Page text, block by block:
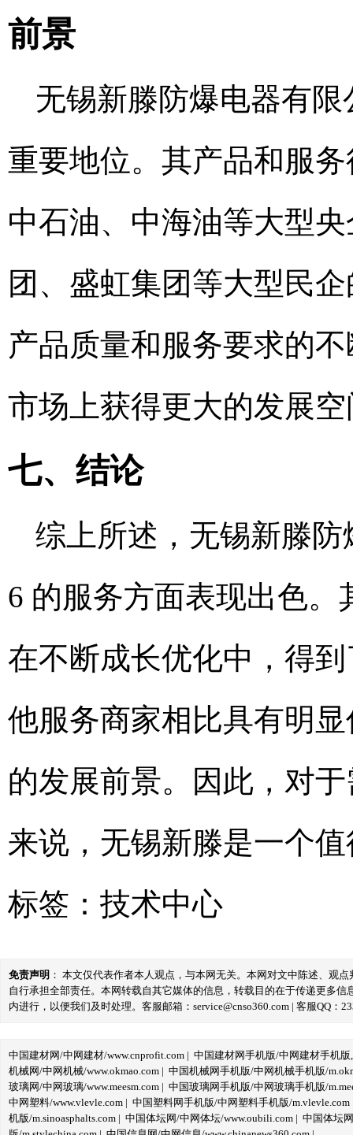
前景
无锡新滕防爆电器有
重要地位。其产品和服
中石油、中海油等大型
团、盛虹集团等大型民
产品质量和服务要求的
市场上获得更大的发展
七、结论
综上所述，无锡新滕
6 的服务方面表现出色
在不断成长优化中，得
他服务商家相比具有明
的发展前景。因此，对
来说，无锡新滕是一个
标签： 技术中心
免责声明 ： 本文仅代表作者本人观点，与本网无关。本网对文中陈述、观
自行承担全部责任。本网转载自其它媒体的信息，转载目的在于传递更多
内进行，以便我们及时处理。客服邮箱：service@cnso360.com | 客服QQ：
中国建材网/中网建材/www.cnprofit.com | 中国建材网手机版/中网建材手机版
机械网/中网机械/www.okmao.com | 中国机械网手机版/中网机械手机版/
玻璃网/中网玻璃/www.meesm.com | 中国玻璃网手机版/中网玻璃手机版/
中网塑料/www.vlevle.com | 中国塑料网手机版/中网塑料手机版/m.vlevle.com
机版/m.sinoasphalts.com | 中国体坛网/中网体坛/www.oubili.com | 中国体坛